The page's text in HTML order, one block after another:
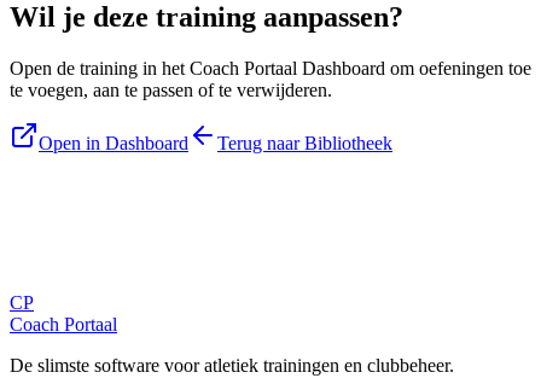
Wil je deze training aanpassen?
Open de training in het Coach Portaal Dashboard om oefeningen toe
te voegen, aan te passen of te verwijderen.
Open in Dashboard Terug naar Bibliotheek
CP
Coach Portaal
De slimste software voor atletiek trainingen en clubbeheer.